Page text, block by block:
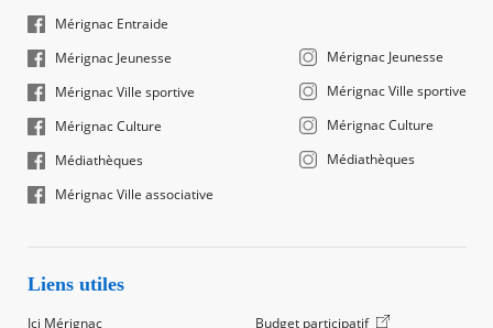
Mérignac Entraide
Mérignac Jeunesse
Mérignac Ville sportive
Mérignac Culture
Médiathèques
Mérignac Ville associative
Mérignac Jeunesse
Mérignac Ville sportive
Mérignac Culture
Médiathèques
Liens utiles
Ici Mérignac Budget participatif